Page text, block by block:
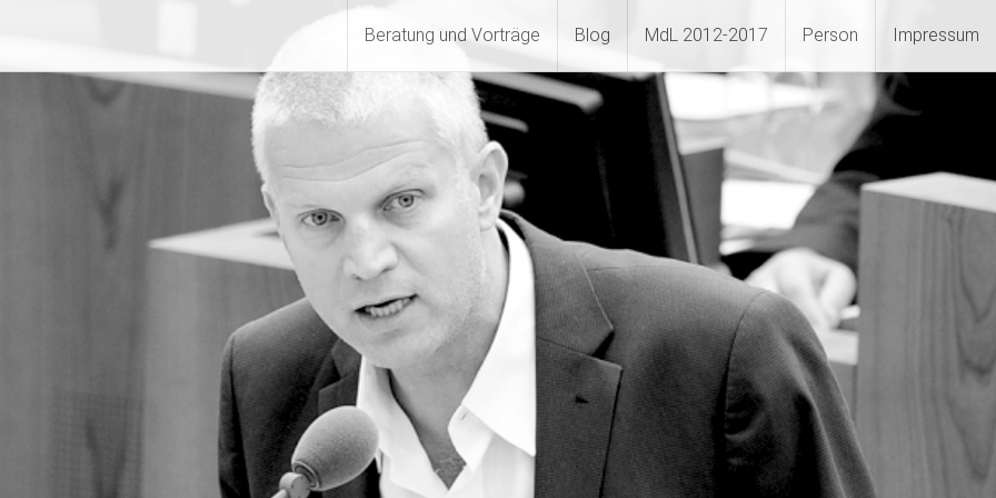
Beratung und Vorträge Blog MdL 2012-2017 Person Impressum